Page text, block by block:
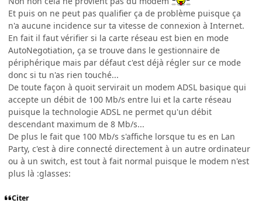
Et puis on ne peut pas qualifier ça de problème puisque ça
n'a aucune incidence sur ta vitesse de connexion à Internet.
En fait il faut vérifier si la carte réseau est bien en mode
AutoNegotiation, ça se trouve dans le gestionnaire de
périphérique mais par défaut c'est déjà régler sur ce mode
donc si tu n'as rien touché...
De toute façon à quoit servirait un modem ADSL basique qui
accepte un débit de 100 Mb/s entre lui et la carte réseau
puisque la technologie ADSL ne permet qu'un débit
descendant maximum de 8 Mb/s...
De plus le fait que 100 Mb/s s'affiche lorsque tu es en Lan
Party, c'est à dire connecté directement à un autre ordinateur
ou à un switch, est tout à fait normal puisque le modem n'est
plus là :glasses:
Citer